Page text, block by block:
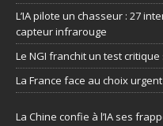
L’IA pilote un chasseur : 27
capteur infrarouge
Le NGI franchit un test
La France face au choix
La Chine confie à l’IA ses